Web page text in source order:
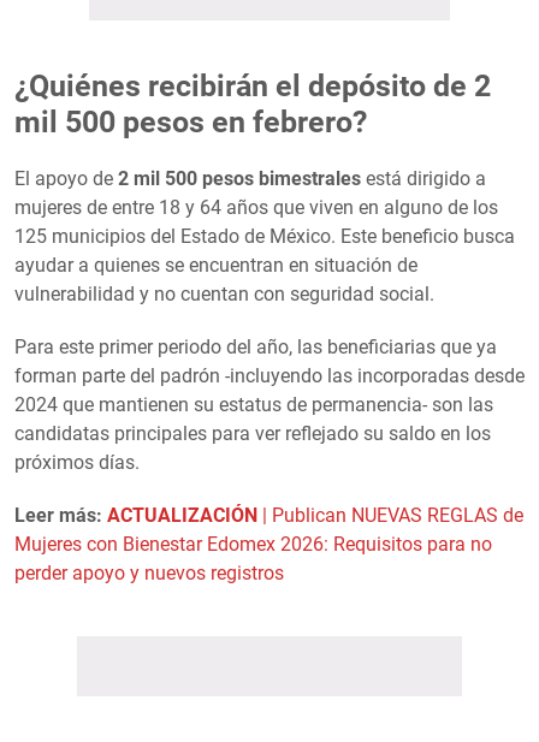
¿Quiénes recibirán el depósito de 2
mil 500 pesos en febrero?
El apoyo de 2 mil 500 pesos bimestrales está dirigido a
mujeres de entre 18 y 64 años que viven en alguno de los
125 municipios del Estado de México. Este beneficio busca
ayudar a quienes se encuentran en situación de
vulnerabilidad y no cuentan con seguridad social.
Para este primer periodo del año, las beneficiarias que ya
forman parte del padrón -incluyendo las incorporadas desde
2024 que mantienen su estatus de permanencia- son las
candidatas principales para ver reflejado su saldo en los
próximos días.
Leer más: ACTUALIZACIÓN | Publican NUEVAS REGLAS de
Mujeres con Bienestar Edomex 2026: Requisitos para no
perder apoyo y nuevos registros